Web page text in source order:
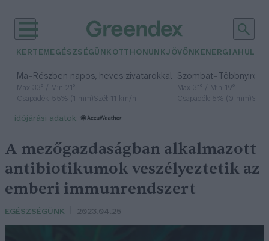
KERTEM EGÉSZSÉGÜNK OTTHONUNKJÖVŐNK ENERGIA
Ma– Részben napos, heves zivatarokkal
Max 33° / Min 21°
Csapadék: 55% (1 mm)Szél: 11 km/h
Szombat– Többnyire
Max 31° / Min 19°
Csapadék: 5% (0 mm)
időjárási adatok:
A mezőgazdaságban alkalmazott
antibiotikumok veszélyeztetik az
emberi immunrendszert
EGÉSZSÉGÜNK 2023.04.25